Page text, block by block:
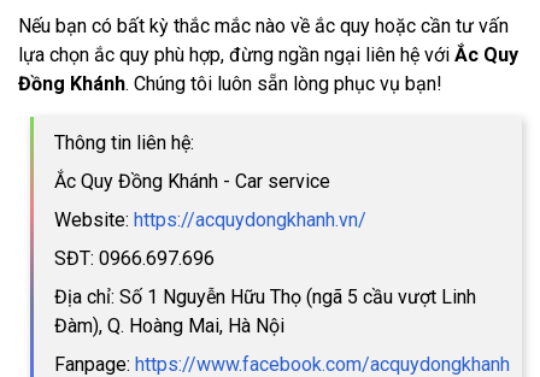
Nếu bạn có bất kỳ thắc mắc nào về ắc quy hoặc cần tư vấn
lựa chọn ắc quy phù hợp, đừng ngần ngại liên hệ với Ắc Quy
Đồng Khánh. Chúng tôi luôn sẵn lòng phục vụ bạn!
Thông tin liên hệ:
Ắc Quy Đồng Khánh - Car service
Website: https://acquydongkhanh.vn/
SĐT: 0966.697.696
Địa chỉ: Số 1 Nguyễn Hữu Thọ (ngã 5 cầu vượt Linh
Đàm), Q. Hoàng Mai, Hà Nội
Fanpage: https://www.facebook.com/acquydongkhanh